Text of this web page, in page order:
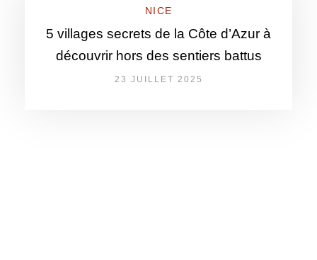
NICE
5 villages secrets de la Côte d’Azur à
découvrir hors des sentiers battus
23 JUILLET 2025